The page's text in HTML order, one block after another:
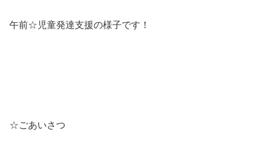
午前☆児童発達支援の様子です！
☆ごあいさつ